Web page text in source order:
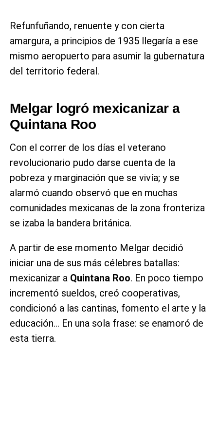
Refunfuñando, renuente y con cierta
amargura, a principios de 1935 llegaría a ese
mismo aeropuerto para asumir la gubernatura
del territorio federal.
Melgar logró mexicanizar a
Quintana Roo
Con el correr de los días el veterano
revolucionario pudo darse cuenta de la
pobreza y marginación que se vivía; y se
alarmó cuando observó que en muchas
comunidades mexicanas de la zona fronteriza
se izaba la bandera británica.
A partir de ese momento Melgar decidió
iniciar una de sus más célebres batallas:
mexicanizar a Quintana Roo. En poco tiempo
incrementó sueldos, creó cooperativas,
condicionó a las cantinas, fomento el arte y la
educación… En una sola frase: se enamoró de
esta tierra.